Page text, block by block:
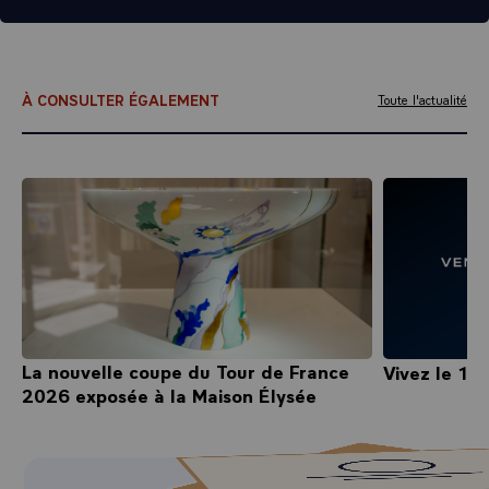
À CONSULTER ÉGALEMENT Toute l'actualité
La nouvelle coupe du Tour de France
2026 exposée à la Maison Élysée
Vivez le 14